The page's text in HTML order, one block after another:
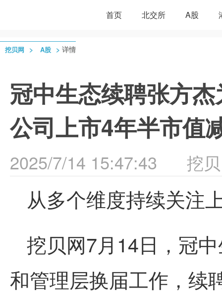
首页 北交所 A股
挖贝网 > A股 > 详情
冠中生态续聘张方
公司上市4年半市值
2025/7/14 15:47:43 挖
从多个维度持续关注
挖贝网7月14日，冠
和管理层换届工作，续